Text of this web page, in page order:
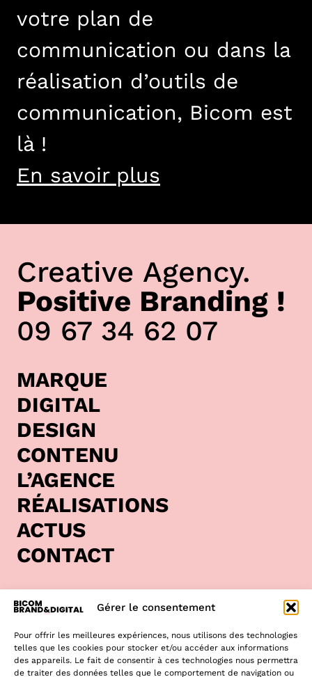
Gérer le consentement
Pour offrir les meilleures expériences, nous utilisons des technologies
telles que les cookies pour stocker et/ou accéder aux informations
des appareils. Le fait de consentir à ces technologies nous permettra
de traiter des données telles que le comportement de navigation ou
votre plan de
communication ou dans la
réalisation d’outils de
communication, Bicom est
là !
En savoir plus
Creative Agency.
Positive Branding !
09 67 34 62 07
MARQUE
DIGITAL
DESIGN
CONTENU
L’AGENCE
RÉALISATIONS
ACTUS
CONTACT
Clisson, au cœur de la région Pays de la Loire. Nous
internationales dans la construction de leur stratégie de
communication.